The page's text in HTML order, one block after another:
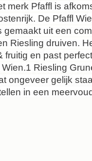
merk Pfaffl is
De Pfaffl
gemaakt uit een
Riesling druiven.
fruitig en past
Riesling
ongeveer gelijk
in een